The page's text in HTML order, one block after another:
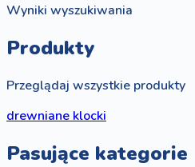
Wyniki wyszukiwania
Produkty
Przeglądaj wszystkie produkty
drewniane klocki
Pasujące kategorie